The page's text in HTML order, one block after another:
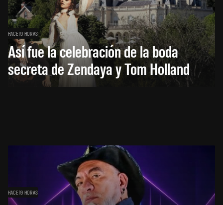
HACE 19 HORAS
Así fue la celebración de la boda
secreta de Zendaya y Tom Holland
HACE 19 HORAS